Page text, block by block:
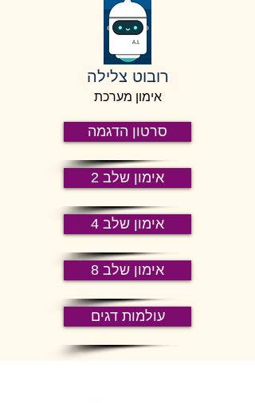
רובוט צלילה
אימון מערכת
סרטון הדגמה
אימון שלב 2
אימון שלב 4
אימון שלב 8
עולמות דגים